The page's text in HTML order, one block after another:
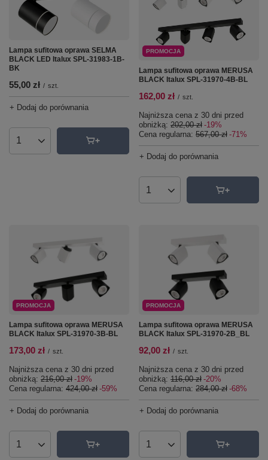
Lampa sufitowa oprawa SELMA
BLACK LED Italux SPL-31983-1B-
BK
55,00 zł / szt.
+ Dodaj do porównania
Ilość produktów
PROMOCJA
Lampa sufitowa oprawa MERUSA
BLACK Italux SPL-31970-4B-BL
162,00 zł / szt.
Najniższa cena z 30 dni przed
obniżką: 202,00 zł -19%
Cena regularna: 567,00 zł -71%
+ Dodaj do porównania
Ilość produktów
PROMOCJA
Lampa sufitowa oprawa MERUSA
BLACK Italux SPL-31970-3B-BL
173,00 zł / szt.
Najniższa cena z 30 dni przed
obniżką: 216,00 zł -19%
Cena regularna: 424,00 zł -59%
+ Dodaj do porównania
Ilość produktów
PROMOCJA
Lampa sufitowa oprawa MERUSA
BLACK Italux SPL-31970-2B_BL
92,00 zł / szt.
Najniższa cena z 30 dni przed
obniżką: 116,00 zł -20%
Cena regularna: 284,00 zł -68%
+ Dodaj do porównania
Ilość produktów